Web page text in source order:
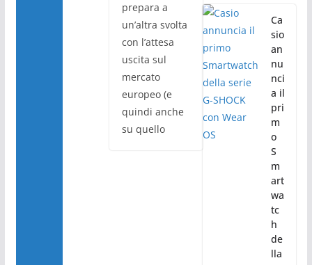
prepara a
un’altra svolta
con l’attesa
uscita sul
mercato
europeo (e
quindi anche
su quello
Ca
sio
an
nu
nci
a il
pri
m
o
S
m
art
wa
tc
h
de
lla